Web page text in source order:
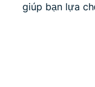
giúp bạn lựa